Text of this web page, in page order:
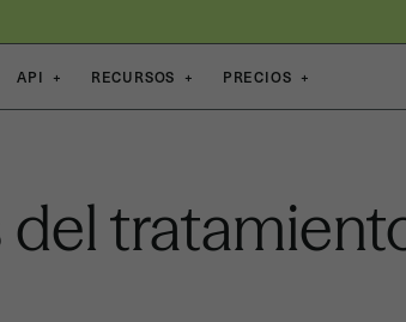
API + RECURSOS + PRECIOS +